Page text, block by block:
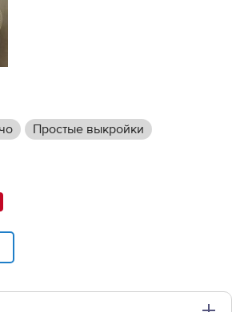
Простые выкройки